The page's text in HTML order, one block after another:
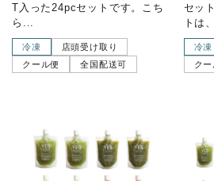
T入った24pcセットです。こち
ら...
冷凍
店頭受け取り
クール便
全国配送可
セッ
トは
冷凍
ク